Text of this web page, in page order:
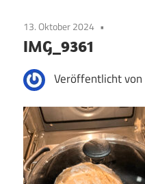
13. Oktober 2024
IMG_9361
Veröffentlicht von